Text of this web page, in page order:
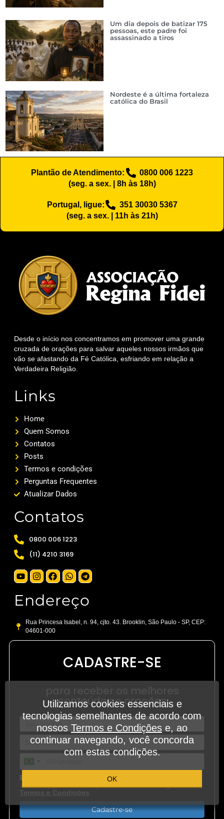
Um dia depois de batizar 175
pessoas, este padre foi
assassinado a tiros
Nordeste é a última fortaleza
católica do Brasil
Plantão de Atendimento:
0800 006 1223
(seg. a sex. | 8h às 18h)
Portugal, ligue:
351 30030 5367
(seg. a sex. | 11h às 21h)
Desde o início nos concentramos em promover uma grande
cruzada de orações para salvar aqueles nossos irmãos que
vão se afastando da Fé Católica, esfriando em relação a
Verdadeira Religião.
Links
Home
Quem Somos
Contatos
Posts
Termos e condições
Perguntas Frequentes
Atualizar Dados
Contatos
0800 006 1223
(11) 4210 3169
Endereço
Rua Princesa Isabel, n. 94, cjto. 43. Brooklin, São Paulo - SP, CEP:
04601-000
CADASTRE-SE
para receber os melhores
conteúdos e orações
Aceito receber outros conteúdos em meu
WhatsApp e demais aplicativos de mensagem.
Termos e Condições.
Cadastre-se
Utilizamos cookies essenciais e
tecnologias semelhantes de acordo com
nossos Termos e Condições e, ao
continuar navegando, você concorda
com estas condições.
OK